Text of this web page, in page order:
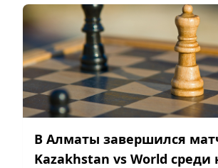
города Алматы представители
исследовательского института
имени аль-Фараби рассказали о
института, внедрении новой
дисциплины и практическом
философии Абая в современном
сообщает корреспондент vapress.kz
В Алматы завершился
Kazakhstan vs World